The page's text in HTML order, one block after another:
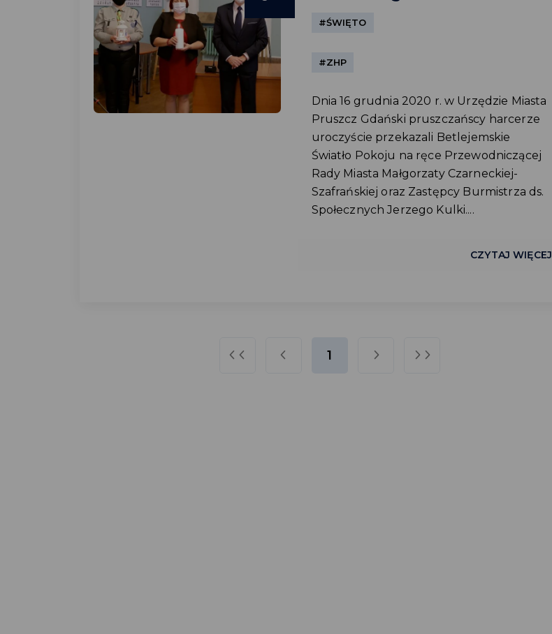
#ŚWIĘTO
#ZHP
Dnia 16 grudnia 2020 r. w Urzędzie Miasta
Pruszcz Gdański pruszczańscy harcerze
uroczyście przekazali Betlejemskie
Światło Pokoju na ręce Przewodniczącej
Rady Miasta Małgorzaty Czarneckiej-
Szafrańskiej oraz Zastępcy Burmistrza ds.
Społecznych Jerzego Kulki....
CZYTAJ WIĘCEJ
1